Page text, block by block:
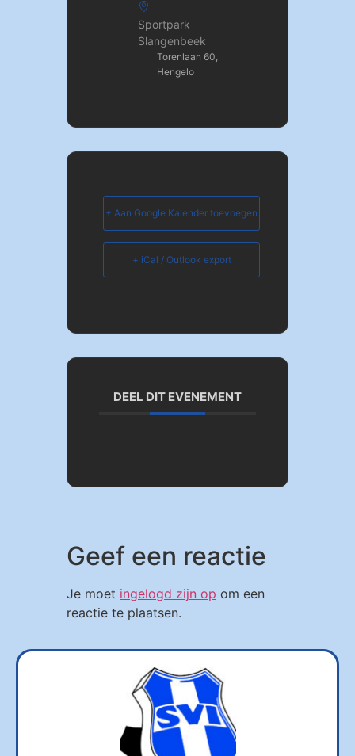
Sportpark
Slangenbeek
Torenlaan 60,
Hengelo
+ Aan Google Kalender toevoegen
+ iCal / Outlook export
DEEL DIT EVENEMENT
Geef een reactie
Je moet ingelogd zijn op om een
reactie te plaatsen.